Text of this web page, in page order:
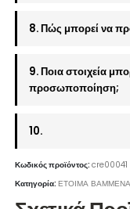
8. Πώς μπορεί να
9. Ποια στοιχεία
προσωποποίηση;
10.
Κωδικός προϊόντος:cre00041
Κατηγορία:ΕΤΟΙΜΑ ΒΑΜΜΕΝΑ